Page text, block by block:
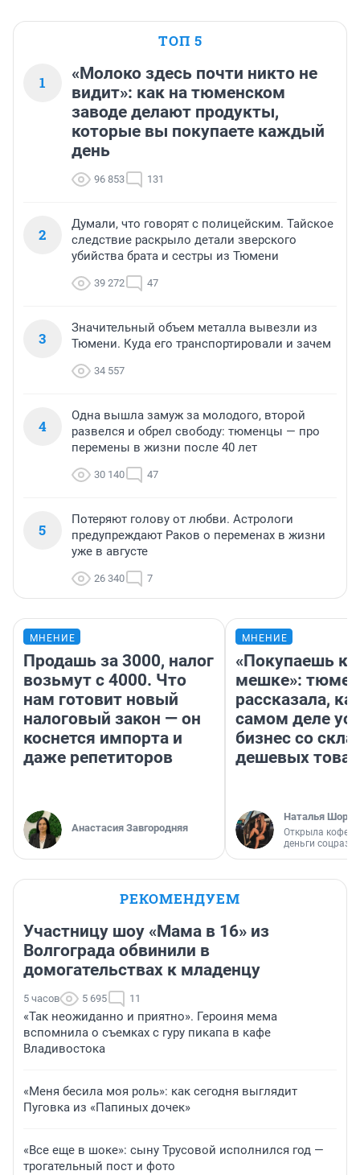
ТОП 5
1
«Молоко здесь почти никто не
видит»: как на тюменском
заводе делают продукты,
которые вы покупаете каждый
день
96 853 131
2
Думали, что говорят с полицейским. Тайское
следствие раскрыло детали зверского
убийства брата и сестры из Тюмени
39 272 47
3
Значительный объем металла вывезли из
Тюмени. Куда его транспортировали и зачем
34 557
4
Одна вышла замуж за молодого, второй
развелся и обрел свободу: тюменцы — про
перемены в жизни после 40 лет
30 140 47
5
Потеряют голову от любви. Астрологи
предупреждают Раков о переменах в жизни
уже в августе
26 340 7
МНЕНИЕ
Продашь за 3000, налог
возьмут с 4000. Что
нам готовит новый
налоговый закон — он
коснется импорта и
даже репетиторов
Анастасия Завгородняя
МНЕНИЕ
«Покупаешь
мешке»:
рассказала,
самом деле
бизнес со
дешевых
Наталья
Открыла
деньги
РЕКОМЕНДУЕМ
Участницу шоу «Мама в 16» из
Волгограда обвинили в
домогательствах к младенцу
5 часов 5 695 11
«Так неожиданно и приятно». Героиня мема
вспомнила о съемках с гуру пикапа в кафе
Владивостока
«Меня бесила моя роль»: как сегодня выглядит
Пуговка из «Папиных дочек»
«Все еще в шоке»: сыну Трусовой исполнился год —
трогательный пост и фото